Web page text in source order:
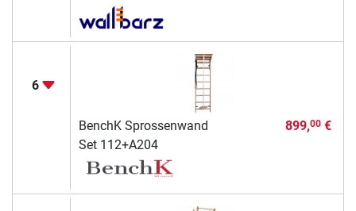
6
BenchK Sprossenwand
Set 112+A204
899,00€